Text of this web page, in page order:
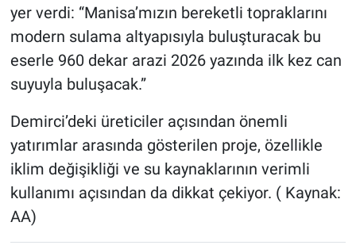
yer verdi: “Manisa’mızın bereketli topraklarını
modern sulama altyapısıyla buluşturacak bu
eserle 960 dekar arazi 2026 yazında ilk kez can
suyuyla buluşacak.”
Demirci’deki üreticiler açısından önemli
yatırımlar arasında gösterilen proje, özellikle
iklim değişikliği ve su kaynaklarının verimli
kullanımı açısından da dikkat çekiyor. ( Kaynak:
AA)